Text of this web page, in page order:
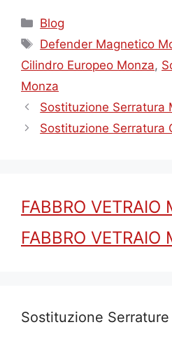
Categorie
Blog
Tag
Defender Magnetico
Cilindro Europeo Monza,
Monza
Sostituzione Serratura
Sostituzione Serratura
FABBRO VETRAIO
FABBRO VETRAIO
Sostituzione Serrature